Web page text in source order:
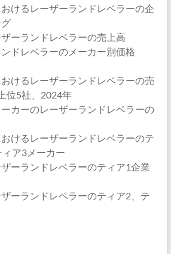
けるレーザーランドレベラーの企
ーランドレベラーの売上高
ドレベラーのメーカー別価格
けるレーザーランドレベラーの売
位5社、2024年
ーカーのレーザーランドレベラーの
けるレーザーランドレベラーのテ
ア3メーカー
ランドレベラーのティア1企業
ランドレベラーのティア2、テ